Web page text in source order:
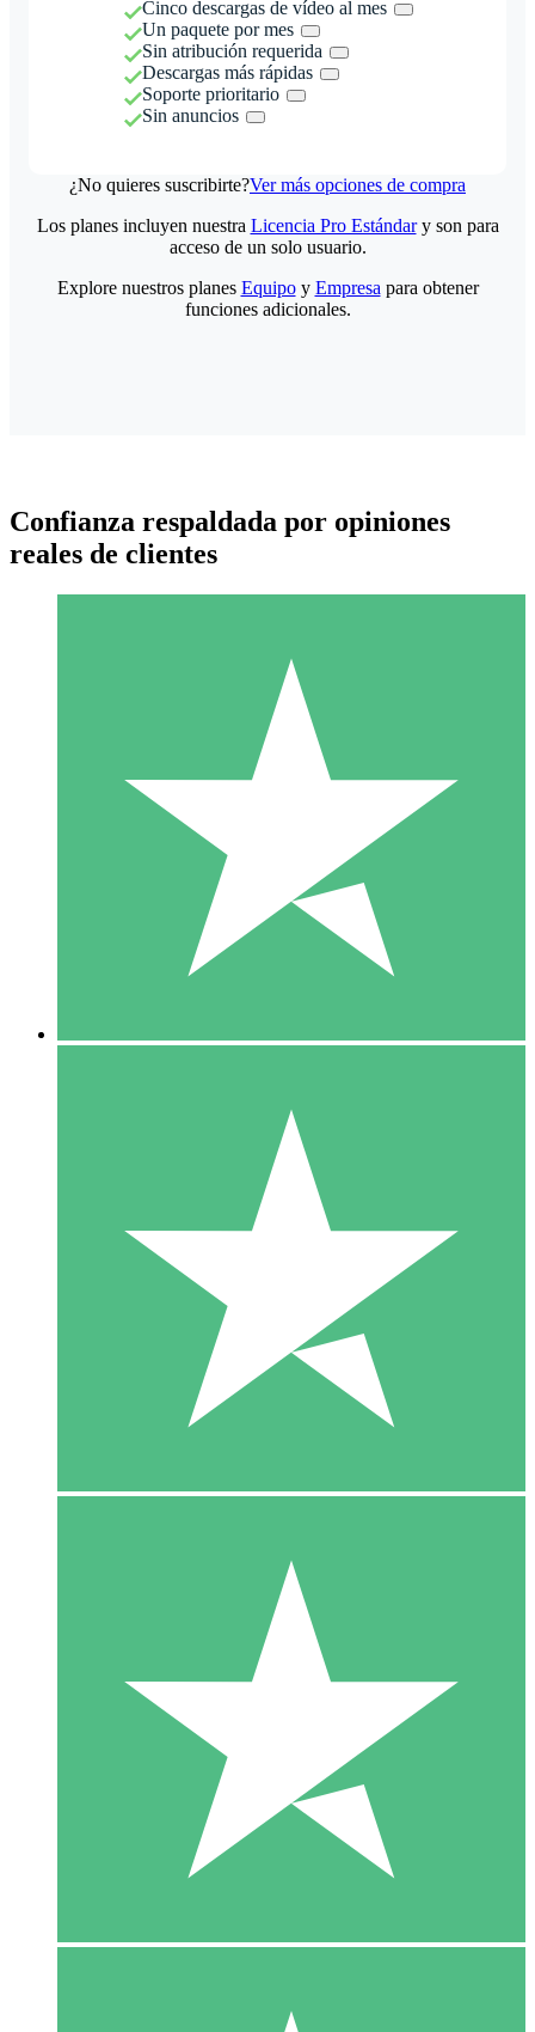
Cinco descargas de vídeo al mes
Un paquete por mes
Sin atribución requerida
Descargas más rápidas
Soporte prioritario
Sin anuncios
¿No quieres suscribirte?Ver más opciones de compra
Paquetes de Créditos Individuales
Paga según el uso con créditos de descarga. Sin compromiso
10 00
10 Descargas
20 00
Los planes incluyen nuestra Licencia Pro Estándary son para
acceso de un solo usuario.
Explore nuestros planes Equipoy Empresa para obtener
funciones adicionales.
Confianza respaldada por opiniones
reales de clientes